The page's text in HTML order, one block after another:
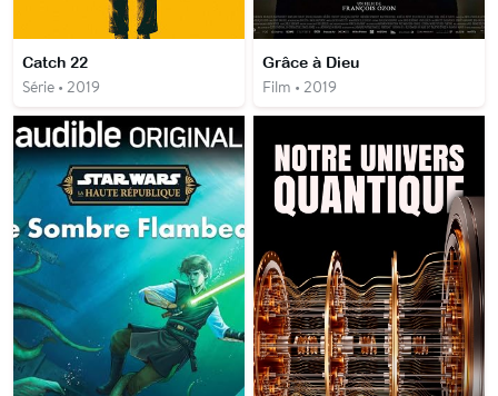
Catch 22
Série • 2019
Grâce à Dieu
Film • 2019